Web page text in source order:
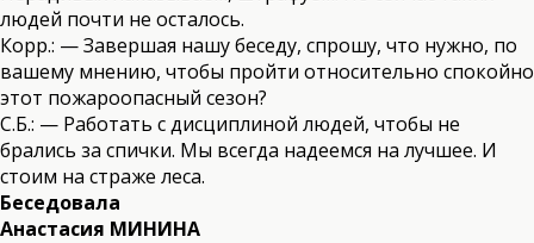
людей почти не осталось.
Корр.: — Завершая нашу беседу, спрошу, что нужно, по
вашему мнению, чтобы пройти относительно спокойно
этот пожароопасный сезон?
С.Б.: — Работать с дисциплиной людей, чтобы не
брались за спички. Мы всегда надеемся на лучшее. И
стоим на страже леса.
Беседовала
Анастасия МИНИНА